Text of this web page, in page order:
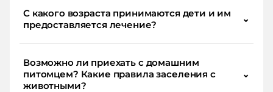
С какого возраста принимаются дети и им
предоставляется лечение?
⌄
Возможно ли приехать с домашним
питомцем? Какие правила заселения с
животными?
⌄